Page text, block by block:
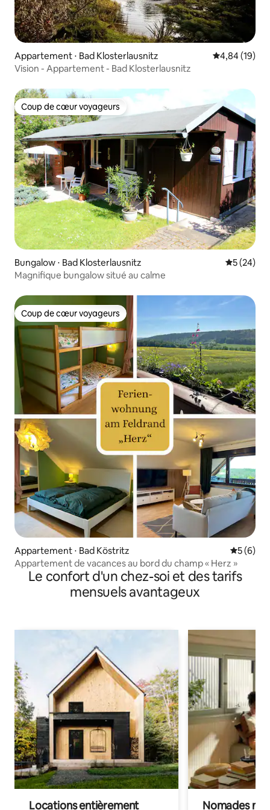
Appartement ⋅ Bad Klosterlausnitz Évaluation
4,84 (19)
Vision - Appartement - Bad Klosterlausnitz
Coup de cœur voyageurs
Coup de cœur voyageurs
Bungalow ⋅ Bad Klosterlausnitz
5 (24)
Magnifique bungalow situé au calme
Coup de cœur voyageurs
Coup de cœur voyageurs
Appartement ⋅ Bad Köstritz
5 (6)
Appartement de vacances au bord du champ « Herz »
Le confort d'un chez-soi et des tarifs
mensuels avantageux
Locations entièrement Nomades